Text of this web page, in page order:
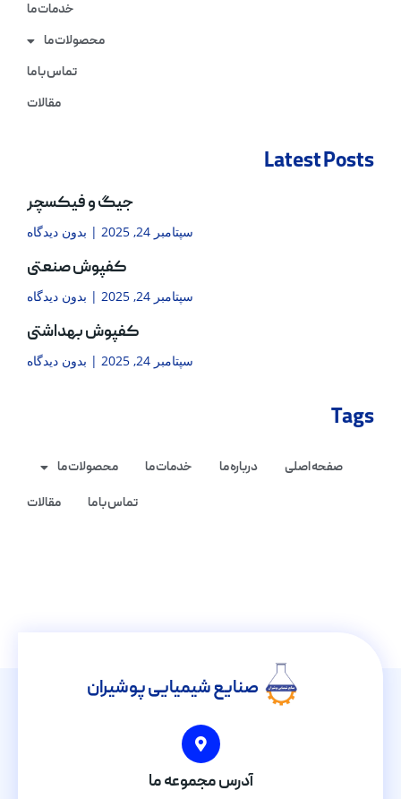
خدمات ما
محصولات ما
تماس با ما
مقالات
Latest Posts
جیگ و فیکسچر
سپتامبر 24, 2025 بدون دیدگاه
کفپوش صنعتی
سپتامبر 24, 2025 بدون دیدگاه
کفپوش بهداشتی
سپتامبر 24, 2025 بدون دیدگاه
Tags
صفحه اصلی درباره ما خدمات ما
محصولات ما
تماس با ما
مقالات
صنایع شیمیایی پوشیران
آدرس مجموعه ما